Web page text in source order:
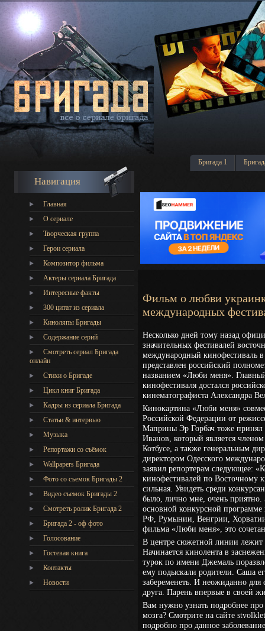
Бригада 1
Навигация
Главная
О сериале
Творческая группа
Герои сериала
Композитор фильма
Актеры сериала Бригада
Интересные факты
300 цитат из сериала
Киноляпы Бригады
Содержание серий
Смотреть сериал Бригада
онлайн
Стихи о Бригаде
Цикл книг Бригада
Кадры из сериала Бригада
Статьи & интервью
Музыка
Репортажи со съёмок
Wallpapers Бригада
Фото со съемок Бригады 2
Видео съемок Бригады 2
Cмотреть ролик Бригада 2
Бригада 2 - оф фото
Голосование
Гостевая книга
Контакты
Новости
Фильм о любви
международных
Несколько дней тому назад
значительных фестивалей
международный кинофестиваль в
представлен российский
названием «Люби меня».
кинофестиваля достался
кинематографиста Александра
Кинокартина «Люби меня»
Российской Федерации от
Маприны Эр Горбач тоже принял
Иванов, который является
Котбусе, а также генеральным
директором Одесского
заявил репортерам следующее:
кинофестивалей по Восточному
сильная. Увидеть среди
было, лично мне, очень
основной конкурсной
РФ, Румынии, Венгрии,
фильма «Люби меня», это
В центре сюжетной линии
Начинается кинолента в
турок по имени Джемаль
ему подыскали родители. Саша
забеременеть. И неожиданно для
друга. Парень впервые в своей
Вам нужно узнать подробнее про
мозга? Смотрите на сайте
подробно про данное